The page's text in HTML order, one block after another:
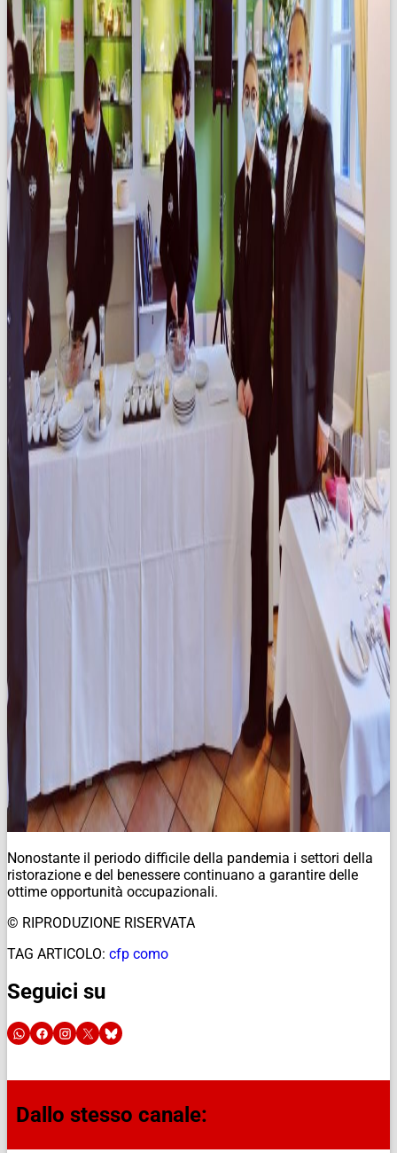
Nonostante il periodo difficile della pandemia i settori della
ristorazione e del benessere continuano a garantire delle
ottime opportunità occupazionali.
© RIPRODUZIONE RISERVATA
TAG ARTICOLO: cfp como
Seguici su
Dallo stesso canale: